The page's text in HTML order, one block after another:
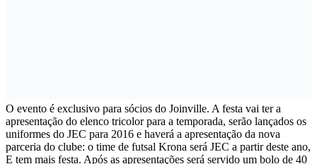
O evento é exclusivo para sócios do Joinville. A festa vai ter a
apresentação do elenco tricolor para a temporada, serão lançados os
uniformes do JEC para 2016 e haverá a apresentação da nova
parceria do clube: o time de futsal Krona será JEC a partir deste ano,
E tem mais festa. Após as apresentações será servido um bolo de 40